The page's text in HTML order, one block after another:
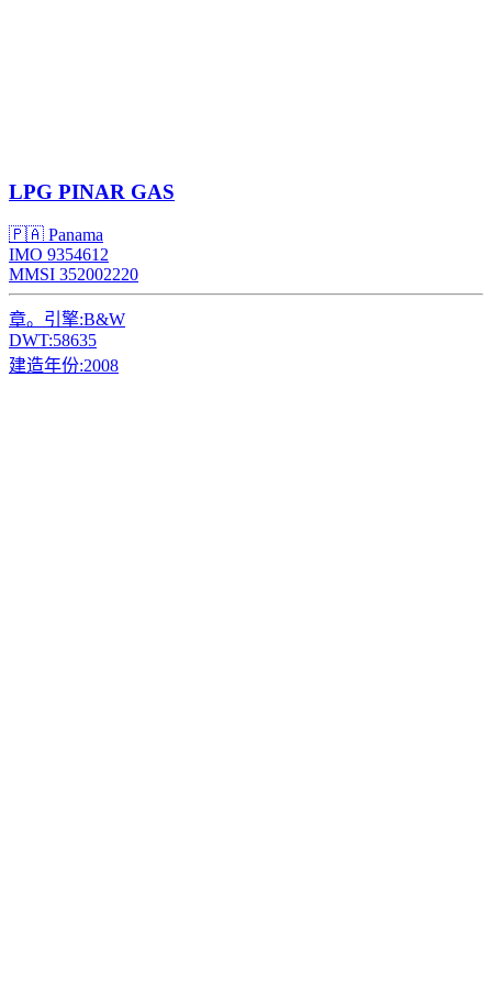
LPG PINAR GAS
🇵🇦 Panama
IMO 9354612
MMSI 352002220
章。引擎:B&W
DWT:58635
建造年份:2008